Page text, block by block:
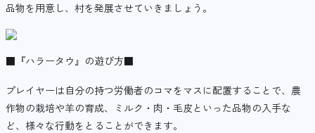
品物を用意し、村を発展させていきましょう。
■『ハラータウ』の遊び方■
プレイヤーは自分の持つ労働者のコマをマスに配置することで、農
作物の栽培や羊の育成、ミルク・肉・毛皮といった品物の入手な
ど、様々な行動をとることができます。